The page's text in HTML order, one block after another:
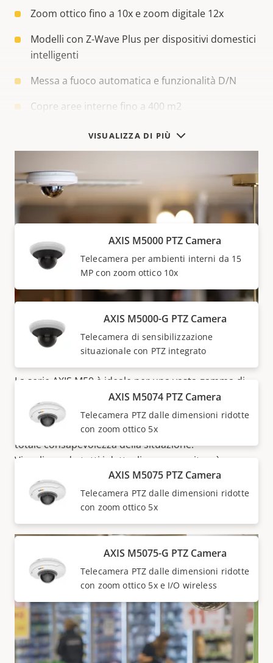
VISUALIZZA DI PIÙ
Zoom ottico fino a 10x e zoom digitale 12x
Modelli con Z-Wave Plus per dispositivi domestici
intelligenti
Messa a fuoco automatica e funzionalità D/N
Copre aree interne fino a 400 m2
Si adattano a ogni luogo
La serie AXIS M50 è ideale per una vasta gamma di
applicazioni interne, dalle banche ai punti vendita. La
serie comprende due modelli multisensore con PTZ
integrato e modelli con zoom ottico 10x per una
totale consapevolezza della situazione.
Visualizzando tutti i dettagli su un monitor, è
possibile passare dalla panoramica alle viste
dettagliate in un solo clic.
Dispositivi della SERIE AXIS M50
AXIS M5000 PTZ Camera
Telecamera per ambienti interni da 15
MP con zoom ottico 10x
AXIS M5000-G PTZ Camera
Telecamera di sensibilizzazione
situazionale con PTZ integrato
AXIS M5074 PTZ Camera
Telecamera PTZ dalle dimensioni ridotte
con zoom ottico 5x
AXIS M5075 PTZ Camera
Telecamera PTZ dalle dimensioni ridotte
con zoom ottico 5x
AXIS M5075-G PTZ Camera
Telecamera PTZ dalle dimensioni ridotte
con zoom ottico 5x e I/O wireless
Documentazione